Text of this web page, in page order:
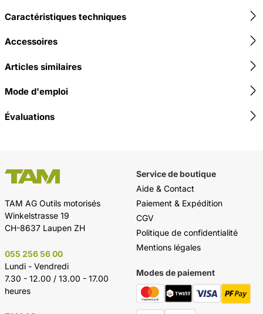
Caractéristiques techniques
Accessoires
Articles similaires
Mode d'emploi
Évaluations
TAM AG Outils motorisés
Winkelstrasse 19
CH-8637 Laupen ZH
055 256 56 00
Lundi - Vendredi
7.30 - 12.00 / 13.00 - 17.00
heures
Service de boutique
Aide & Contact
Paiement & Expédition
CGV
Politique de confidentialité
Mentions légales
Modes de paiement